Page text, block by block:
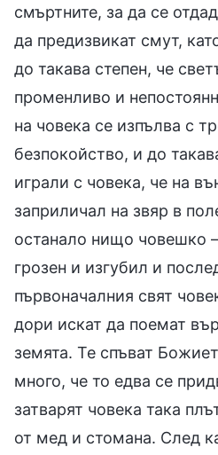
смъртните, за да се
да предизвикат смут,
до такава степен, че
променливо и
на човека се изпълва с
безпокойство, и до
играли с човека, че на
заприличал на звяр в
останало нищо човешко
грозен и изгубил и
първоначалния свят
дори искат да поемат
земята. Те спъват
много, че то едва се
затварят човека така
от мед и стомана. След